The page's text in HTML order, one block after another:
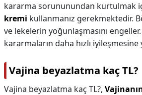
kararma sorununundan kurtulmak
kremi kullanmanız gerekmektedir.
ve lekelerin yoğunlaşmasını
kararmaların daha hızlı iyileşmesine
Vajina beyazlatma kaç TL?
Vajina beyazlatma kaç TL?,